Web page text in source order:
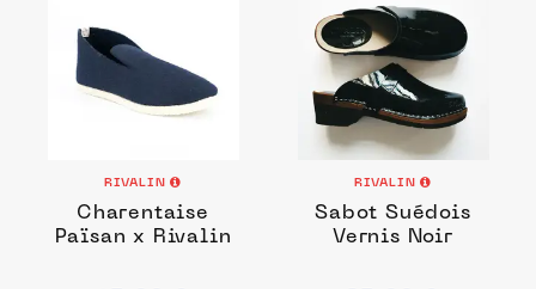
RIVALIN
Charentaise
Païsan x Rivalin
RIVALIN
Sabot Suédois
Vernis Noir